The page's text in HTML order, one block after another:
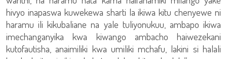
hivyo inapaswa kuwekewa sharti la ikiwa kitu chenyewe ni
haramu ili kikubaliane na yale tuliyonukuu, ambapo ikiwa
imechanganyika kwa kiwango ambacho haiwezekani
kutofautisha, anaimiliki kwa umiliki mchafu, lakini si halali